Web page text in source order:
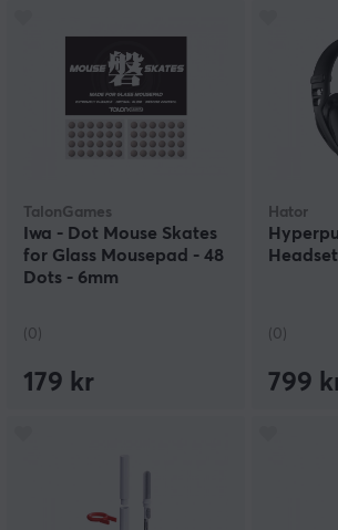
TalonGames
Iwa - Dot Mouse Skates
for Glass Mousepad - 48
Dots - 6mm
(0)
179 kr
Hator
(0)
799